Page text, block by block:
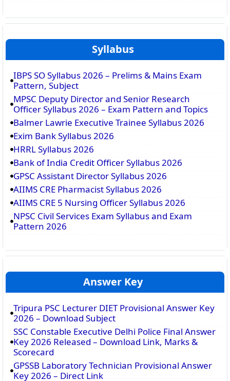
Syllabus
IBPS SO Syllabus 2026 – Prelims & Mains Exam
Pattern, Subject
MPSC Deputy Director and Senior Research
Officer Syllabus 2026 – Exam Pattern and Topics
Balmer Lawrie Executive Trainee Syllabus 2026
Exim Bank Syllabus 2026
HRRL Syllabus 2026
Bank of India Credit Officer Syllabus 2026
GPSC Assistant Director Syllabus 2026
AIIMS CRE Pharmacist Syllabus 2026
AIIMS CRE 5 Nursing Officer Syllabus 2026
NPSC Civil Services Exam Syllabus and Exam
Pattern 2026
Answer Key
Tripura PSC Lecturer DIET Provisional Answer Key
2026 – Download Subject
SSC Constable Executive Delhi Police Final Answer
Key 2026 Released – Download Link, Marks &
Scorecard
GPSSB Laboratory Technician Provisional Answer
Key 2026 – Direct Link